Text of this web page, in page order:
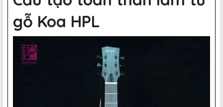
gỗ Koa HPL